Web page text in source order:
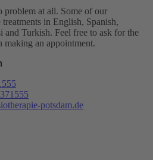
problem at all. Some of our
in English, Spanish,
and Turkish. Feel free to ask for the
making an appointment.
potsdam.de